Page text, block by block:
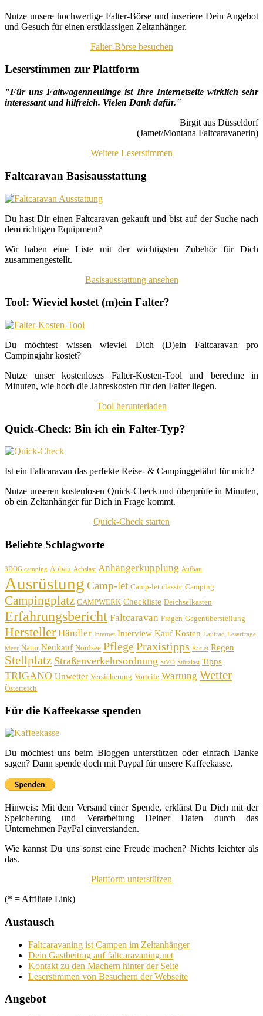
Nutze unsere hochwertige Falter-Börse und inseriere Dein Angebot
und Gesuch für einen erstklassigen Zeltanhänger.
Falter-Börse besuchen
Leserstimmen zur Plattform
"Für uns Faltwagenneulinge ist Ihre Internetseite wirklich sehr
interessant und hilfreich. Vielen Dank dafür."
Birgit aus Düsseldorf
(Jamet/Montana Faltcaravanerin)
Weitere Leserstimmen
Faltcaravan Basisausstattung
Du hast Dir einen Faltcaravan gekauft und bist auf der Suche nach
dem richtigen Equipment?
Wir haben eine Liste mit der wichtigsten Zubehör für Dich
zusammengestellt.
Basisausstattung ansehen
Tool: Wieviel kostet (m)ein Falter?
Du möchtest wissen wieviel Dich (D)ein Faltcaravan pro
Campingjahr kostet?
Nutze unser kostenloses Falter-Kosten-Tool und berechne in
Minuten, wie hoch die Jahreskosten für den Falter liegen.
Tool herunterladen
Quick-Check: Bin ich ein Falter-Typ?
Ist ein Faltcaravan das perfekte Reise- & Campinggefährt für mich?
Nutze unseren kostenlosen Quick-Check und überprüfe in Minuten,
ob ein Zeltanhänger für Dich in Frage kommt.
Quick-Check starten
Beliebte Schlagworte
3DOG camping Abbau Achslast Anhängerkupplung Aufbau
Ausrüstung Camp-let Camp-let classic Camping
Campingplatz CAMPWERK Checkliste Deichselkasten
Erfahrungsbericht Faltcaravan Fragen Gegenüberstellung
Hersteller Händler Internet Interview Kauf Kosten Laufrad Leserfrage
Meer Natur Neukauf Nordsee PflegePraxistipps Raclet Regen
Stellplatz Straßenverkehrsordnung StVO Stützlast Tipps
TRIGANO Unwetter Versicherung Vorteile Wartung Wetter
Österreich
Für die Kaffeekasse spenden
Du möchtest uns beim Bloggen unterstützen oder einfach Danke
sagen? Dann spende doch mit Paypal für unsere Kaffeekasse.
Hinweis: Mit dem Versand einer Spende, erklärst Du Dich mit der
Speicherung und Verarbeitung Deiner Daten durch das
Unternehmen PayPal einverstanden.
Wie kannst Du uns sonst eine Freude machen? Nichts leichter als
das.
Plattform unterstützen
(* = Affiliate Link)
Austausch
Faltcaravaning ist Campen im Zeltanhänger
Dein Gastbeitrag auf faltcaravaning.net
Kontakt zu den Machern hinter der Seite
Leserstimmen von Besuchern der Webseite
Angebot